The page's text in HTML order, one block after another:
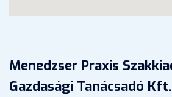
Menedzser Praxis
Gazdasági Tanácsadó Kft.